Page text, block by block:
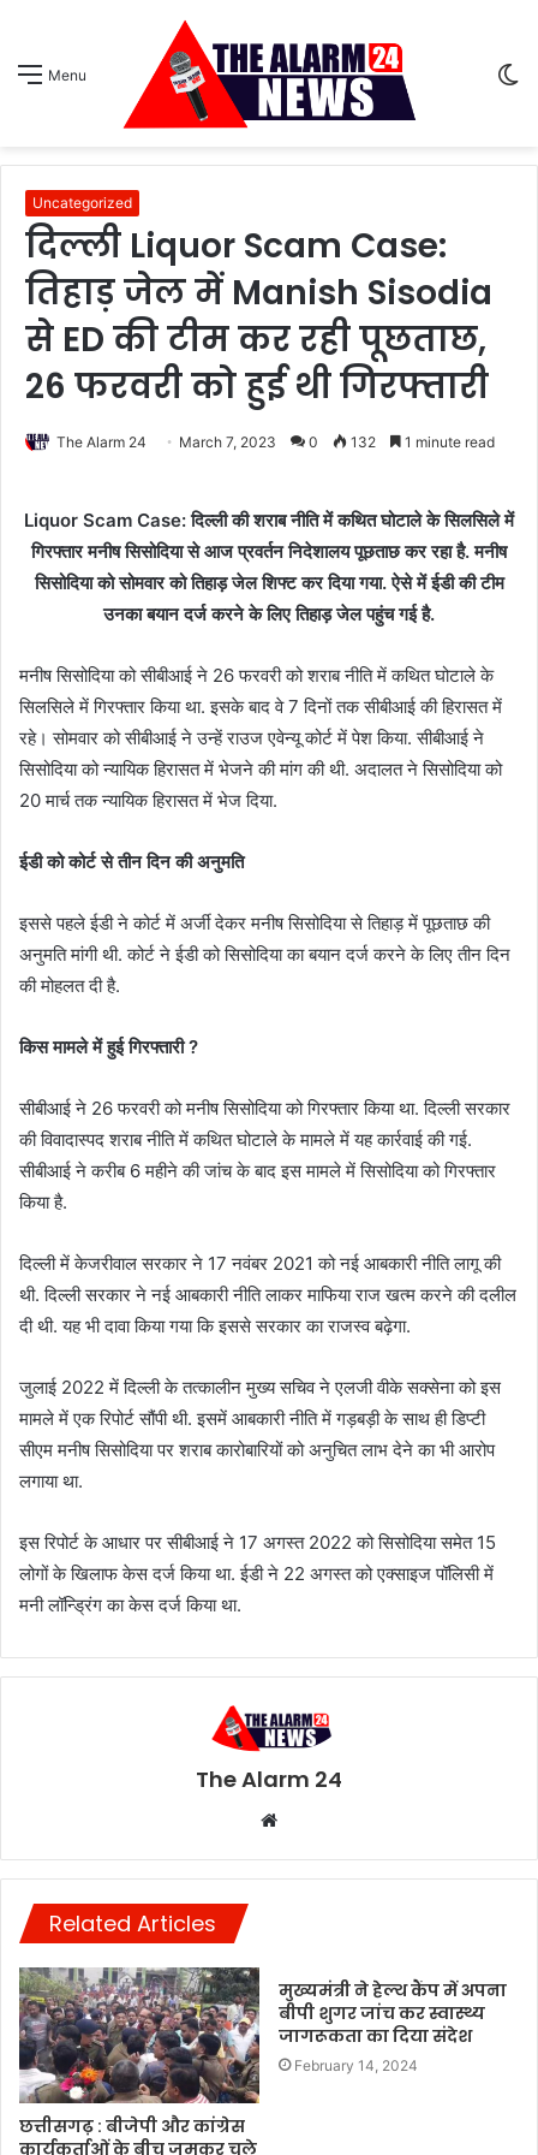
Menu
Uncategorized
दिल्ली Liquor Scam Case:
तिहाड़ जेल में Manish Sisodia
से ED की टीम कर रही पूछताछ,
26 फरवरी को हुई थी गिरफ्तारी
The Alarm 24 March 7, 2023 0 132 1 minute read
Liquor Scam Case: दिल्ली की शराब नीति में कथित घोटाले के सिलसिले में
गिरफ्तार मनीष सिसोदिया से आज प्रवर्तन निदेशालय पूछताछ कर रहा है. मनीष
सिसोदिया को सोमवार को तिहाड़ जेल शिफ्ट कर दिया गया. ऐसे में ईडी की टीम
उनका बयान दर्ज करने के लिए तिहाड़ जेल पहुंच गई है.
मनीष सिसोदिया को सीबीआई ने 26 फरवरी को शराब नीति में कथित घोटाले के
सिलसिले में गिरफ्तार किया था. इसके बाद वे 7 दिनों तक सीबीआई की हिरासत में
रहे। सोमवार को सीबीआई ने उन्हें राउज एवेन्यू कोर्ट में पेश किया. सीबीआई ने
सिसोदिया को न्यायिक हिरासत में भेजने की मांग की थी. अदालत ने सिसोदिया को
20 मार्च तक न्यायिक हिरासत में भेज दिया.
ईडी को कोर्ट से तीन दिन की अनुमति
इससे पहले ईडी ने कोर्ट में अर्जी देकर मनीष सिसोदिया से तिहाड़ में पूछताछ की
अनुमति मांगी थी. कोर्ट ने ईडी को सिसोदिया का बयान दर्ज करने के लिए तीन दिन
की मोहलत दी है.
किस मामले में हुई गिरफ्तारी ?
सीबीआई ने 26 फरवरी को मनीष सिसोदिया को गिरफ्तार किया था. दिल्ली सरकार
की विवादास्पद शराब नीति में कथित घोटाले के मामले में यह कार्रवाई की गई.
सीबीआई ने करीब 6 महीने की जांच के बाद इस मामले में सिसोदिया को गिरफ्तार
किया है.
दिल्ली में केजरीवाल सरकार ने 17 नवंबर 2021 को नई आबकारी नीति लागू की
थी. दिल्ली सरकार ने नई आबकारी नीति लाकर माफिया राज खत्म करने की दलील
दी थी. यह भी दावा किया गया कि इससे सरकार का राजस्व बढ़ेगा.
जुलाई 2022 में दिल्ली के तत्कालीन मुख्य सचिव ने एलजी वीके सक्सेना को इस
मामले में एक रिपोर्ट सौंपी थी. इसमें आबकारी नीति में गड़बड़ी के साथ ही डिप्टी
सीएम मनीष सिसोदिया पर शराब कारोबारियों को अनुचित लाभ देने का भी आरोप
लगाया था.
इस रिपोर्ट के आधार पर सीबीआई ने 17 अगस्त 2022 को सिसोदिया समेत 15
लोगों के खिलाफ केस दर्ज किया था. ईडी ने 22 अगस्त को एक्साइज पॉलिसी में
मनी लॉन्ड्रिंग का केस दर्ज किया था.
The Alarm 24
Website
Related Articles
छत्तीसगढ़ : बीजेपी और कांग्रेस
कार्यकर्ताओं के बीच जमकर चले
मुख्यमंत्री ने हेल्थ कैंप में अपना
बीपी शुगर जांच कर स्वास्थ्य
जागरूकता का दिया संदेश
February 14, 2024